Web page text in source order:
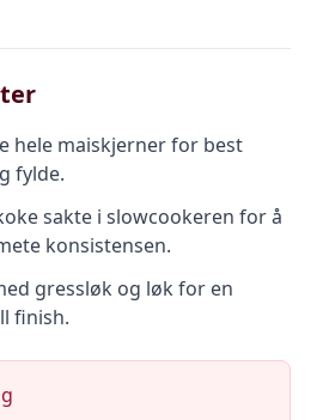
hele maiskjerner for best
fylde.
sakte i slowcookeren for å
konsistensen.
gressløk og løk for en
finish.